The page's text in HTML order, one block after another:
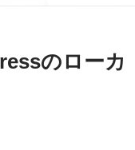
のローカ